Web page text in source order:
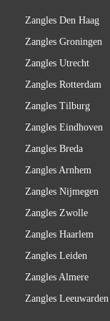
Zangles Den Haag
Zangles Groningen
Zangles Utrecht
Zangles Rotterdam
Zangles Tilburg
Zangles Eindhoven
Zangles Breda
Zangles Arnhem
Zangles Nijmegen
Zangles Zwolle
Zangles Haarlem
Zangles Leiden
Zangles Almere
Zangles Leeuwarden